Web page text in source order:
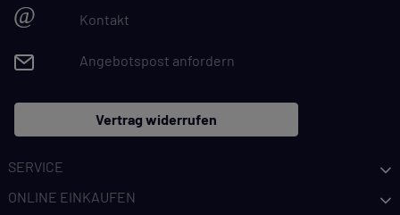
@ Kontakt
Angebotspost anfordern
Vertrag widerrufen
SERVICE
ONLINE EINKAUFEN